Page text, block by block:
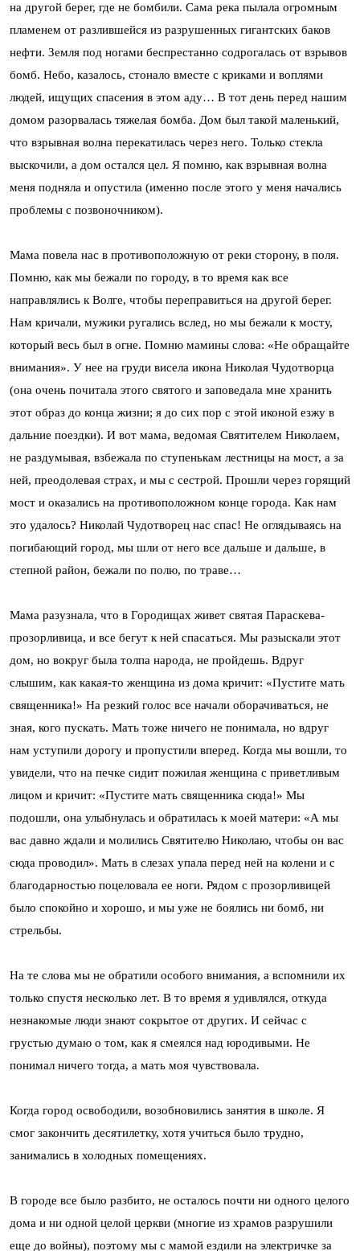
на другой берег, где не бомбили. Сама река пылала огромным
пламенем от разлившейся из разрушенных гигантских баков
нефти. Земля под ногами беспрестанно содрогалась от взрывов
бомб. Небо, казалось, стонало вместе с криками и воплями
людей, ищущих спасения в этом аду… В тот день перед нашим
домом разорвалась тяжелая бомба. Дом был такой маленький,
что взрывная волна перекатилась через него. Только стекла
выскочили, а дом остался цел. Я помню, как взрывная волна
меня подняла и опустила (именно после этого у меня начались
проблемы с позвоночником).
Мама повела нас в противоположную от реки сторону, в поля.
Помню, как мы бежали по городу, в то время как все
направлялись к Волге, чтобы переправиться на другой берег.
Нам кричали, мужики ругались вслед, но мы бежали к мосту,
который весь был в огне. Помню мамины слова: «Не обращайте
внимания». У нее на груди висела икона Николая Чудотворца
(она очень почитала этого святого и заповедала мне хранить
этот образ до конца жизни; я до сих пор с этой иконой езжу в
дальние поездки). И вот мама, ведомая Святителем Николаем,
не раздумывая, взбежала по ступенькам лестницы на мост, а за
ней, преодолевая страх, и мы с сестрой. Прошли через горящий
мост и оказались на противоположном конце города. Как нам
это удалось? Николай Чудотворец нас спас! Не оглядываясь на
погибающий город, мы шли от него все дальше и дальше, в
степной район, бежали по полю, по траве…
Мама разузнала, что в Городищах живет святая Параскева-
прозорливица, и все бегут к ней спасаться. Мы разыскали этот
дом, но вокруг была толпа народа, не пройдешь. Вдруг
слышим, как какая-то женщина из дома кричит: «Пустите мать
священника!» На резкий голос все начали оборачиваться, не
зная, кого пускать. Мать тоже ничего не понимала, но вдруг
нам уступили дорогу и пропустили вперед. Когда мы вошли, то
увидели, что на печке сидит пожилая женщина с приветливым
лицом и кричит: «Пустите мать священника сюда!» Мы
подошли, она улыбнулась и обратилась к моей матери: «А мы
вас давно ждали и молились Святителю Николаю, чтобы он вас
сюда проводил». Мать в слезах упала перед ней на колени и с
благодарностью поцеловала ее ноги. Рядом с прозорливицей
было спокойно и хорошо, и мы уже не боялись ни бомб, ни
стрельбы.
На те слова мы не обратили особого внимания, а вспомнили их
только спустя несколько лет. В то время я удивлялся, откуда
незнакомые люди знают сокрытое от других. И сейчас с
грустью думаю о том, как я смеялся над юродивыми. Не
понимал ничего тогда, а мать моя чувствовала.
Когда город освободили, возобновились занятия в школе. Я
смог закончить десятилетку, хотя учиться было трудно,
занимались в холодных помещениях.
В городе все было разбито, не осталось почти ни одного целого
дома и ни одной целой церкви (многие из храмов разрушили
еще до войны), поэтому мы с мамой ездили на электричке за